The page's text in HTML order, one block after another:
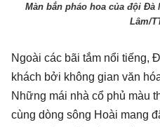
Màn bắn pháo hoa của đội Đà
Lâm/
Ngoài các bãi tắm nổi tiếng,
khách bởi không gian văn
Những mái nhà cổ phủ màu
cùng dòng sông Hoài mang